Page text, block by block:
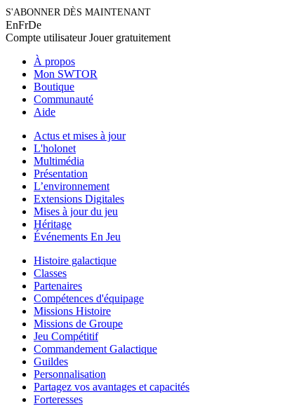
S'ABONNER DÈS MAINTENANT
EnFrDe
Compte utilisateurJouer gratuitement
À propos
Mon SWTOR
Boutique
Communauté
Aide
Actus et mises à jour
L'holonet
Multimédia
Présentation
L’environnement
Extensions Digitales
Mises à jour du jeu
Héritage
Événements En Jeu
Histoire galactique
Classes
Partenaires
Compétences d'équipage
Missions Histoire
Missions de Groupe
Jeu Compétitif
Commandement Galactique
Guildes
Personnalisation
Partagez vos avantages et capacités
Forteresses